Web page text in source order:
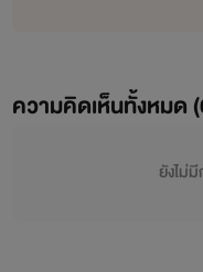
ความคิดเห็นทั้งหมด (
ยังไม่